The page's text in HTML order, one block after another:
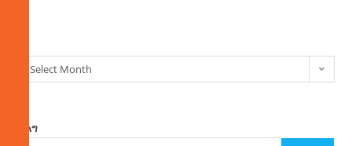
Select Month
ፈልግ